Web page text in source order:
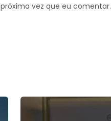
vez que eu comentar.